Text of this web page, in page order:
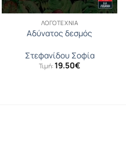
ΛΟΓΟΤΕΧΝΊΑ
Αδύνατος δεσμός
Στεφανίδου Σοφία
Τιμή: 19.50€